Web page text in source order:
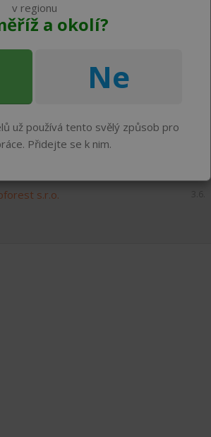
Rusava s.r.o.
Rusava s.r.o.
s.r.o.
v regionu
a okolí?
Ne
už používá tento svělý způsob pro
Přidejte se k nim.